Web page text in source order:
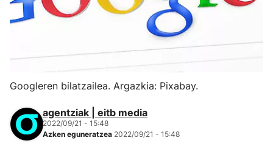
Googleren bilatzailea. Argazkia: Pixabay.
agentziak | eitb media
2022/09/21 - 15:48
Azken eguneratzea 2022/09/21 - 15:48